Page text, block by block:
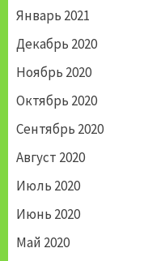
Январь 2021
Декабрь 2020
Ноябрь 2020
Октябрь 2020
Сентябрь 2020
Август 2020
Июль 2020
Июнь 2020
Май 2020